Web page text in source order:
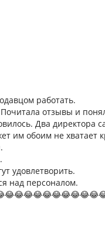
работать.
отзывы и
Два директора
им обоим не хватает
удовлетворить.
над персоналом.